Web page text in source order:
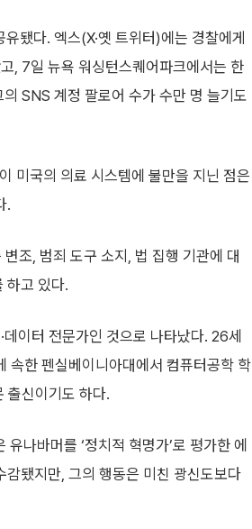
됐다. 엑스(X·옛 트위터)에는 경찰에게
, 7일 뉴욕 워싱턴스퀘어파크에서는 한
SNS 계정 팔로어 수가 수만 명 늘기도
미국의 의료 시스템에 불만을 지닌 점은
.
조, 범죄 도구 소지, 법 집행 기관에 대
하고 있다.
이터 전문가인 것으로 나타났다. 26세
속한 펜실베이니아대에서 컴퓨터공학 학
출신이기도 하다.
나바머를 ‘정치적 혁명가’로 평가한 에
됐지만, 그의 행동은 미친 광신도보다